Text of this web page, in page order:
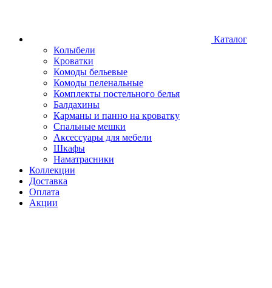
Каталог
Колыбели
Кроватки
Комоды бельевые
Комоды пеленальные
Комплекты постельного белья
Балдахины
Карманы и панно на кроватку
Спальные мешки
Аксессуары для мебели
Шкафы
Наматрасники
Коллекции
Доставка
Оплата
Акции